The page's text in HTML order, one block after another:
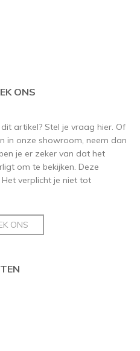
ONS
artikel? Stel je vraag hier. Of
in onze showroom, neem dan
je er zeker van dat het
om te bekijken. Deze
Het verplicht je niet tot
ONS